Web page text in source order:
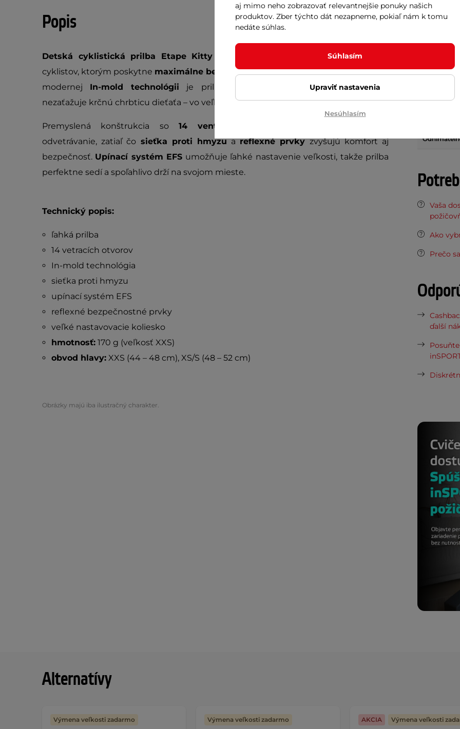
Popis
Detská cyklistická prilba Etape Kitty 2.0
je ideálnou voľbou pre najmenších
cyklistov, ktorým poskytne maximálne bezpečie aj pohodliepri každej jazde. Vďaka
modernej In-mold technológii je prilba mimoriadne ľahká, takže zbytočne
nezaťažuje krčnú chrbticu dieťaťa – vo veľkosti XXS váži iba170 g.
Premyslená konštrukcia so 14 ventilačnými otvormi
odvetrávanie, zatiaľ čo sieťka proti hmyzuareflexné prvkyzvyšujú komfort aj
bezpečnosť. Upínací systém EFS umožňuje ľahké nastavenie veľkosti, takže prilba
perfektne sedí a spoľahlivo drží na svojom mieste.
Technický popis:
ľahká prilba
14 vetracích otvorov
In-mold technológia
sieťka proti hmyzu
upínací systém EFS
reflexné bezpečnostné prvky
veľké nastavovacie koliesko
hmotnosť:170 g (veľkosť XXS)
obvod hlavy:XXS (44 – 48 cm), XS/S (48 – 52 cm)
Obrázky majú iba ilustračný charakter.
Regulácia
Hmotnosť
Vaša
Ako
Prečo
ďalší
Alternatívy
Výmena veľkosti zadarmo Výmena veľkosti zadarmo AKCIA Výmena veľkosti
aj mimo neho zobrazovať relevantnejšie ponuky našich
produktov. Zber týchto dát nezapneme, pokiaľ nám k tomu
nedáte súhlas.
Súhlasím
Upraviť nastavenia
Nesúhlasím